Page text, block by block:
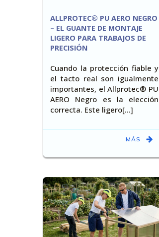
ALLPROTEC® PU AERO NEGRO
– EL GUANTE DE MONTAJE
LIGERO PARA TRABAJOS DE
PRECISIÓN
Cuando la protección fiable y
el tacto real son igualmente
importantes, el Allprotec® PU
AERO Negro es la elección
correcta. Este ligero[…]
MÁS